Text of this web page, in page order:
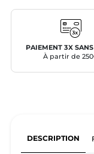
PAIEMENT 3X
À partir de
DESCRIPTION